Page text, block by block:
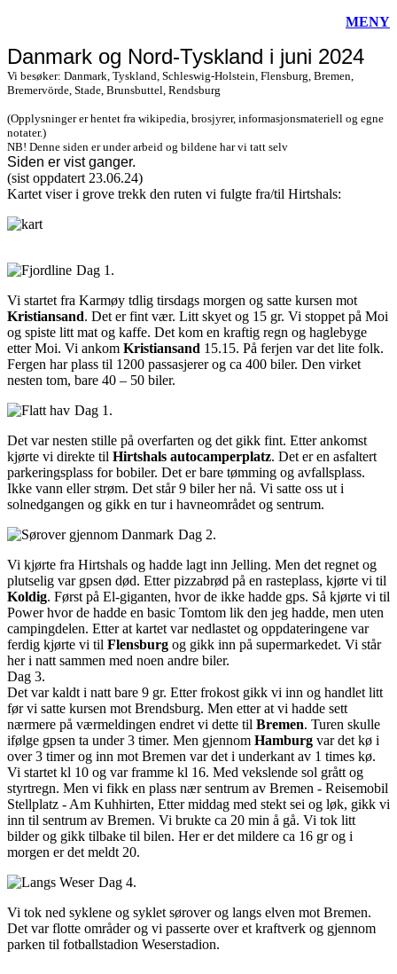
MENY
Danmark og Nord-Tyskland i juni 2024
Vi besøker: Danmark, Tyskland, Schleswig-Holstein, Flensburg, Bremen,
Bremervörde, Stade, Brunsbuttel, Rendsburg
(Opplysninger er hentet fra wikipedia, brosjyrer, informasjonsmateriell og egne
notater.)
NB! Denne siden er under arbeid og bildene har vi tatt selv
Siden er vistganger.
(sist oppdatert 23.06.24)
Kartet viser i grove trekk den ruten vi fulgte fra/til Hirtshals:
Dag 1.
Vi startet fra Karmøy tdlig tirsdags morgen og satte kursen mot
Kristiansand. Det er fint vær. Litt skyet og 15 gr. Vi stoppet på Moi
og spiste litt mat og kaffe. Det kom en kraftig regn og haglebyge
etter Moi. Vi ankom Kristiansand 15.15. På ferjen var det lite folk.
Fergen har plass til 1200 passasjerer og ca 400 biler. Den virket
nesten tom, bare 40 – 50 biler.
Dag 1.
Det var nesten stille på overfarten og det gikk fint. Etter ankomst
kjørte vi direkte til Hirtshals autocamperplatz. Det er en asfaltert
parkeringsplass for bobiler. Det er bare tømming og avfallsplass.
Ikke vann eller strøm. Det står 9 biler her nå. Vi satte oss ut i
solnedgangen og gikk en tur i havneområdet og sentrum.
Dag 2.
Vi kjørte fra Hirtshals og hadde lagt inn Jelling. Men det regnet og
plutselig var gpsen død. Etter pizzabrød på en rasteplass, kjørte vi til
Koldig. Først på El-giganten, hvor de ikke hadde gps. Så kjørte vi til
Power hvor de hadde en basic Tomtom lik den jeg hadde, men uten
campingdelen. Etter at kartet var nedlastet og oppdateringene var
ferdig kjørte vi til Flensburg og gikk inn på supermarkedet. Vi står
her i natt sammen med noen andre biler.
Dag 3.
Det var kaldt i natt bare 9 gr. Etter frokost gikk vi inn og handlet litt
før vi satte kursen mot Brendsburg. Men etter at vi hadde sett
nærmere på værmeldingen endret vi dette til Bremen. Turen skulle
ifølge gpsen ta under 3 timer. Men gjennom Hamburg var det kø i
over 3 timer og inn mot Bremen var det i underkant av 1 times kø.
Vi startet kl 10 og var framme kl 16. Med vekslende sol grått og
styrtregn. Men vi fikk en plass nær sentrum av Bremen - Reisemobil
Stellplatz - Am Kuhhirten, Etter middag med stekt sei og løk, gikk vi
inn til sentrum av Bremen. Vi brukte ca 20 min å gå. Vi tok litt
bilder og gikk tilbake til bilen. Her er det mildere ca 16 gr og i
morgen er det meldt 20.
Dag 4.
Vi tok ned syklene og syklet sørover og langs elven mot Bremen.
Det var flotte områder og vi passerte over et kraftverk og gjennom
parken til fotballstadion Weserstadion.